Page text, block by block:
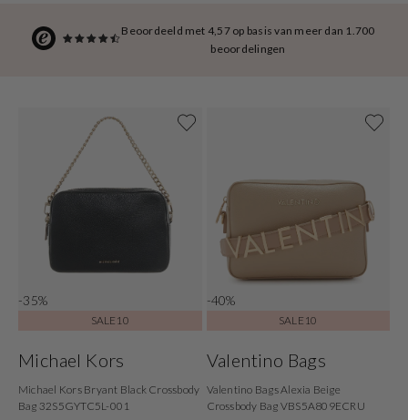
Beoordeeld met 4,57 op basis van meer dan 1.700
beoordelingen
-35%
SALE10
Michael Kors
Michael Kors Bryant Black Crossbody
Bag 32S5GYTC5L-001
-40%
SALE10
Valentino Bags
Valentino Bags Alexia Beige
Crossbody Bag VBS5A809ECRU